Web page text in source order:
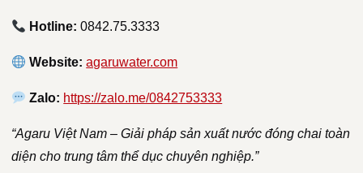
Hotline: 0842.75.3333
Website: agaruwater.com
Zalo: https://zalo.me/0842753333
“Agaru Việt Nam – Giải pháp sản xuất nước đóng chai toàn
diện cho trung tâm thể dục chuyên nghiệp.”